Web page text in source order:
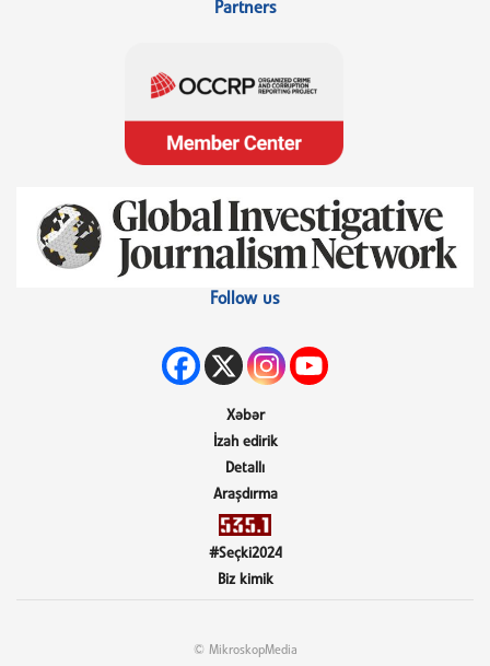
Partners
Follow us
Xəbər
İzah edirik
Detallı
Araşdırma
#Seçki2024
Biz kimik
© MikroskopMedia